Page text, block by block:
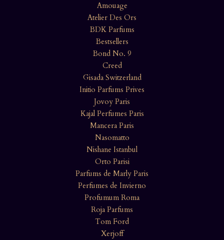
Amouage
Atelier Des Ors
BDK Parfums
Bestsellers
Bond No. 9
Creed
Gisada Switzerland
Initio Parfums Prives
Jovoy Paris
Kajal Perfumes Paris
Mancera Paris
Nasomatto
Nishane Istanbul
Orto Parisi
Parfums de Marly Paris
Perfumes de Invierno
Profumum Roma
Roja Parfums
Tom Ford
Xerjoff